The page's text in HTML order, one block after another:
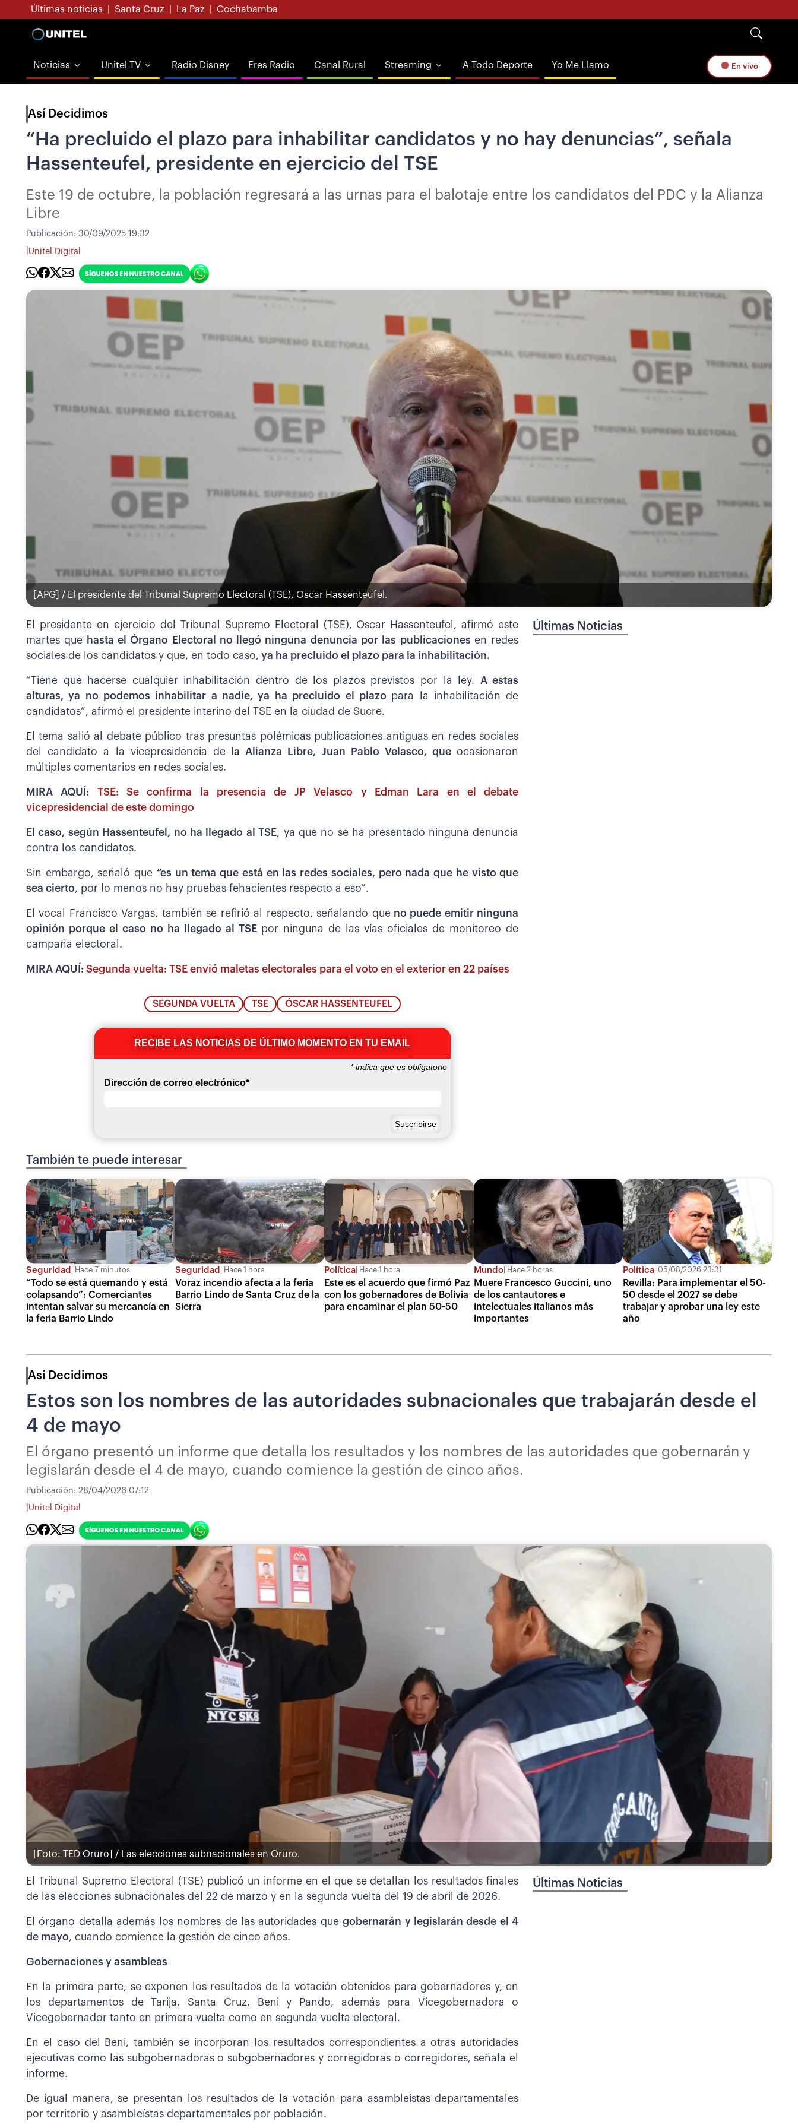
Últimas noticias Santa Cruz La Paz Cochabamba
Noticias Unitel TV Radio Disney Eres Radio Canal Rural Streaming A Todo Deporte Yo Me Llamo En vivo
Así Decidimos
“Ha precluido el plazo para inhabilitar candidatos y no hay denuncias”, señala
Hassenteufel, presidente en ejercicio del TSE
Este 19 de octubre, la población regresará a las urnas para el balotaje entre los candidatos del PDC y la Alianza
Libre
Publicación: 30/09/2025 19:32
Unitel Digital
[APG] / El presidente del Tribunal Supremo Electoral (TSE), Oscar Hassenteufel.
El presidente en ejercicio del Tribunal Supremo Electoral (TSE), Oscar Hassenteufel, afirmó este
martes que hasta el Órgano Electoral no llegó ninguna denuncia por las publicacionesen redes
sociales de los candidatos y que, en todo caso, ya ha precluido el plazo para la inhabilitación.
“Tiene que hacerse cualquier inhabilitación dentro de los plazos previstos por la ley. A estas
alturas, ya no podemos inhabilitar a nadie, ya ha precluido el plazo para la inhabilitación de
candidatos”, afirmó el presidente interino del TSE en la ciudad de Sucre.
El tema salió al debate público tras presuntas polémicas publicaciones antiguas en redes sociales
del candidato a la vicepresidencia dela Alianza Libre, Juan Pablo Velasco, queocasionaron
múltiples comentarios en redes sociales.
MIRA AQUÍ: TSE: Se confirma la presencia de JP Velasco y Edman Lara en el debate
vicepresidencial de este domingo
El caso, según Hassenteufel, no ha llegado al TSE, ya que no se ha presentado ninguna denuncia
contra los candidatos.
Sin embargo, señaló que “es un tema que está en las redes sociales, pero nada que he visto que
sea cierto, por lo menos no hay pruebas fehacientes respecto a eso”.
El vocal Francisco Vargas, también se refirió al respecto, señalando queno puede emitir ninguna
opinión porque el caso no ha llegado al TSE por ninguna de las vías oficiales de monitoreo de
campaña electoral.
MIRA AQUÍ: Segunda vuelta: TSE envió maletas electorales para el voto en el exterior en 22 países
SEGUNDA VUELTA TSE ÓSCAR HASSENTEUFEL
RECIBE LAS NOTICIAS DE ÚLTIMO MOMENTO EN TU EMAIL
*indica que es obligatorio
Dirección de correo electrónico*
Últimas Noticias
También te puede interesar
Seguridad Hace 7 minutos
“Todo se está quemando y está
colapsando”: Comerciantes
intentan salvar su mercancía en
la feria Barrio Lindo
Seguridad Hace 1 hora
Voraz incendio afecta a la feria
Barrio Lindo de Santa Cruz de la
Sierra
Política Hace 1 hora
Este es el acuerdo que firmó Paz
con los gobernadores de Bolivia
para encaminar el plan 50-50
Mundo Hace 2 horas
Muere Francesco Guccini, uno
de los cantautores e
intelectuales italianos más
importantes
Política 05/08/2026 23:31
Revilla: Para implementar el 50-
50 desde el 2027 se debe
trabajar y aprobar una ley este
año
Así Decidimos
Estos son los nombres de las autoridades subnacionales que trabajarán desde el
4 de mayo
El órgano presentó un informe que detalla los resultados y los nombres de las autoridades que gobernarán y
legislarán desde el 4 de mayo, cuando comience la gestión de cinco años.
Publicación: 28/04/2026 07:12
Unitel Digital
[Foto: TED Oruro] / Las elecciones subnacionales en Oruro.
El Tribunal Supremo Electoral (TSE) publicó un informe en el que se detallan los resultados finales
de las elecciones subnacionales del 22 de marzo y en la segunda vuelta del 19 de abril de 2026.
El órgano detalla además los nombres de las autoridades quegobernarán y legislarán desde el 4
de mayo, cuando comience la gestión de cinco años.
Gobernaciones y asambleas
En la primera parte, se exponen los resultados de la votación obtenidos para gobernadores y, en
los departamentos de Tarija, Santa Cruz, Beni y Pando, además para Vicegobernadora o
Vicegobernador tanto en primera vuelta como en segunda vuelta electoral.
En el caso del Beni, también se incorporan los resultados correspondientes a otras autoridades
ejecutivas como las subgobernadoras o subgobernadores y corregidoras o corregidores, señala el
informe.
De igual manera, se presentan los resultados de la votación para asambleístas departamentales
por territorio y asambleístas departamentales por población.
Últimas Noticias